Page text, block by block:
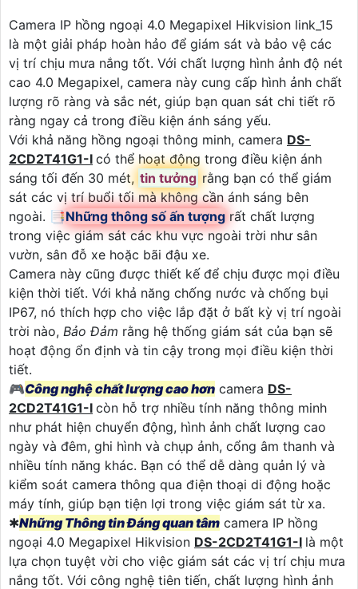
Camera IP hồng ngoại 4.0 Megapixel Hikvision link_15
là một giải pháp hoàn hảo để giám sát và bảo vệ các
vị trí chịu mưa nắng tốt. Với chất lượng hình ảnh độ nét
cao 4.0 Megapixel, camera này cung cấp hình ảnh chất
lượng rõ ràng và sắc nét, giúp bạn quan sát chi tiết rõ
ràng ngay cả trong điều kiện ánh sáng yếu.
Với khả năng hồng ngoại thông minh, camera DS-
2CD2T41G1-I có thể hoạt động trong điều kiện ánh
sáng tối đến 30 mét, tin tưởng rằng bạn có thể giám
sát các vị trí buổi tối mà không cần ánh sáng bên
ngoài. 📑Những thông số ấn tượng rất chất lượng
trong việc giám sát các khu vực ngoài trời như sân
vườn, sân đỗ xe hoặc bãi đậu xe.
Camera này cũng được thiết kế để chịu được mọi điều
kiện thời tiết. Với khả năng chống nước và chống bụi
IP67, nó thích hợp cho việc lắp đặt ở bất kỳ vị trí ngoài
trời nào, Bảo Đảm rằng hệ thống giám sát của bạn sẽ
hoạt động ổn định và tin cậy trong mọi điều kiện thời
tiết.
🎮Công nghệ chất lượng cao hơn camera DS-
2CD2T41G1-I còn hỗ trợ nhiều tính năng thông minh
như phát hiện chuyển động, hình ảnh chất lượng cao
ngày và đêm, ghi hình và chụp ảnh, cổng âm thanh và
nhiều tính năng khác. Bạn có thể dễ dàng quản lý và
kiểm soát camera thông qua điện thoại di động hoặc
máy tính, giúp bạn tiện lợi trong việc giám sát từ xa.
✱Những Thông tin Đáng quan tâm camera IP hồng
ngoại 4.0 Megapixel Hikvision DS-2CD2T41G1-I là một
lựa chọn tuyệt vời cho việc giám sát các vị trí chịu mưa
nắng tốt. Với công nghệ tiên tiến, chất lượng hình ảnh